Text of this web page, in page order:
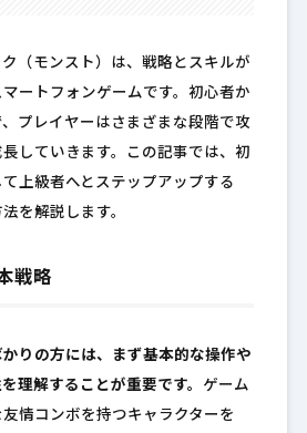
（モンスト）は、戦略とスキルが
ートフォンゲームです。初心者か
プレイヤーはさまざまな段階で攻
していきます。この記事では、初
上級者へとステップアップする
を解説します。
戦略
りの方には、まず基本的な操作や
理解することが重要です。 ゲーム
情コンボを持つキャラクターを